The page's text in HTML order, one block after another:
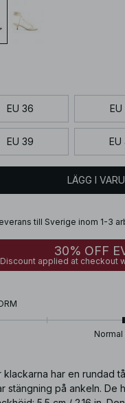
EU 36 EU
EU 39 EU
LÄGG I
till Sverige inom 1-3
30% OFF
Discount applied at checkout
klackarna har en rundad
stängning på ankeln. De